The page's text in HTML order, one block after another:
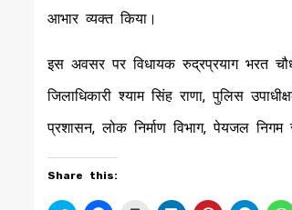
आभार व्यक्त किया।
इस अवसर पर विधायक रुद्रप्रयाग भरत
जिलाधिकारी श्याम सिंह राणा, पुलिस
प्रशासन, लोक निर्माण विभाग, पेयजल
Share this: